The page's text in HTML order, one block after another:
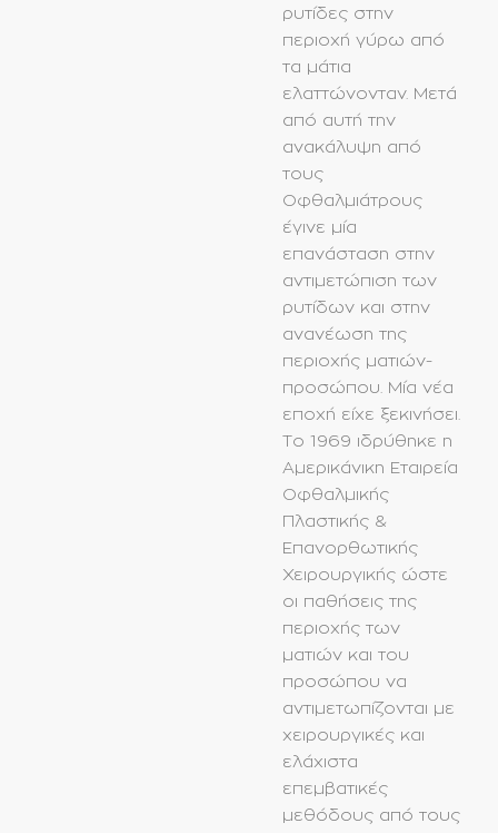
ρυτίδες στην
περιοχή γύρω από
τα μάτια
ελαττώνονταν. Μετά
από αυτή την
ανακάλυψη από
τους
Oφθαλμιάτρους
έγινε μία
επανάσταση στην
αντιμετώπιση των
ρυτίδων και στην
ανανέωση της
περιοχής ματιών-
προσώπου. Μία νέα
εποχή είχε ξεκινήσει.
Το 1969 ιδρύθηκε η
Αμερικάνικη Εταιρεία
Οφθαλμικής
Πλαστικής &
Επανορθωτικής
Χειρουργικής ώστε
οι παθήσεις της
περιοχής των
ματιών και του
προσώπου να
αντιμετωπίζονται με
χειρουργικές και
ελάχιστα
επεμβατικές
μεθόδους από τους